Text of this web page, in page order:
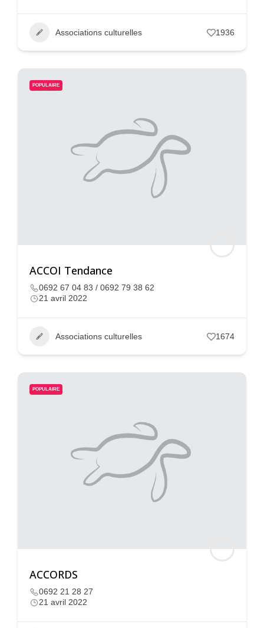
Associations culturelles 1936
POPULAIRE
ACCOI Tendance
0692 67 04 83 / 0692 79 38 62
21 avril 2022
Associations culturelles 1674
POPULAIRE
ACCORDS
0692 21 28 27
21 avril 2022